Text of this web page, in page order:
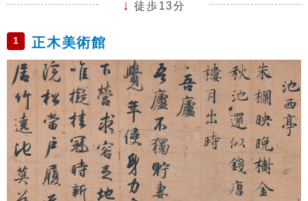
徒歩13分
1 正木美術館